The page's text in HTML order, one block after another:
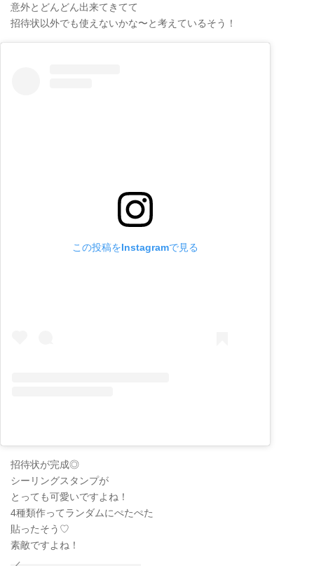
意外とどんどん出来てきてて
招待状以外でも使えないかな〜と考えているそう！
この投稿をInstagramで見る
招待状が完成◎
シーリングスタンプが
とっても可愛いですよね！
4種類作ってランダムにぺたぺた
貼ったそう♡
素敵ですよね！